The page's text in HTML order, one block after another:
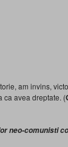
am invins,
ca avea dreptate. (
neo-comunisti